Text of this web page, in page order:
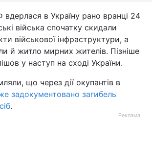
в Україну рано вранці 24
війська спочатку скидали
військової інфраструктури, а
й житло мирних жителів. Пізніше
у наступ на сході України.
що через дії окупантів в
задокументовано загибель
.
Реклама